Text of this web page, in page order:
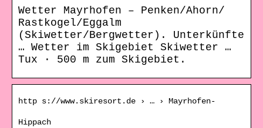
Wetter Mayrhofen – Penken/​Ahorn/​
Rastkogel/​Eggalm
(Skiwetter/Bergwetter). Unterkünfte
… Wetter im Skigebiet Skiwetter …
Tux · 500 m zum Skigebiet.
http s://www.skiresort.de › … › Mayrhofen-
Hippach